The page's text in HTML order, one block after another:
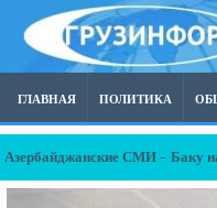
ГЛАВНАЯ ПОЛИТИКА
Азербайджанские СМИ – Баку